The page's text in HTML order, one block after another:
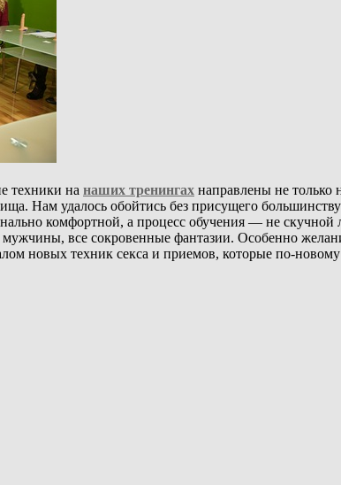
техники на наших тренингах направлены не только
Нам удалось обойтись без присущего
комфортной, а процесс обучения — не скучной
все сокровенные фантазии. Особенно
новых техник секса и приемов, которые по-